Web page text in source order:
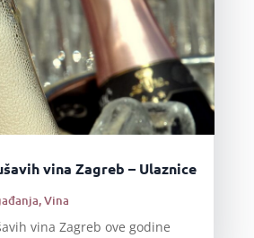
vina Zagreb – Ulaznice
,Vina
vina Zagreb ove godine